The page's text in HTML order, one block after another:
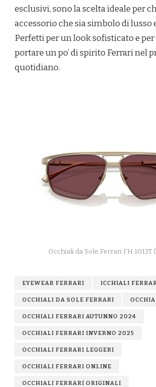
esclusivi, sono la scelta ideale per
accessorio che sia simbolo di lusso
Perfetti per un look sofisticato e
portare un po’ di spirito Ferrari nel
quotidiano.
Occhiali da Sole Ferrari FH 1013T
EYEWEAR FERRARI ICCHIALI
OCCHIALI DA SOLE FERRARI
OCCHIALI FERRARI AUTUNNO 2024
OCCHIALI FERRARI INVERNO 2025
OCCHIALI FERRARI LEGGERI
OCCHIALI FERRARI ONLINE
OCCHIALI FERRARI ORIGINALI